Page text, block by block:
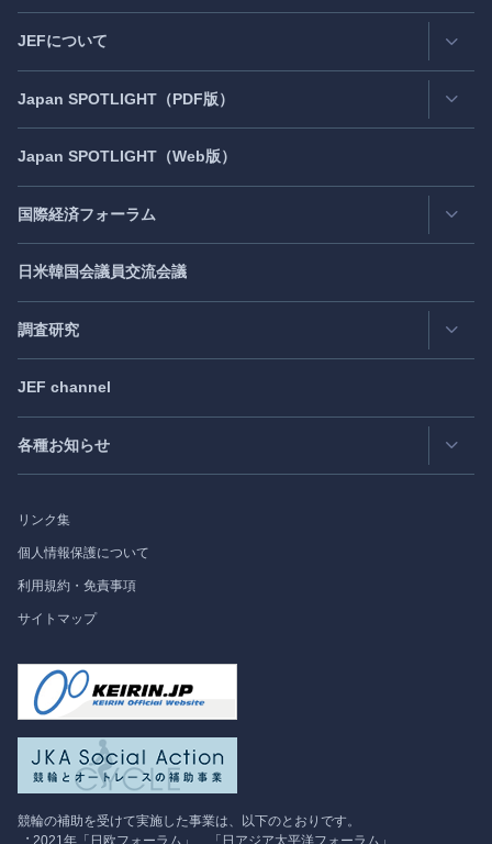
JEFについて
連絡先・所在地
活動評価
Japan SPOTLIGHT （PDF版）
Latest Issue- 最新号
Back Number
Publisher's Note- パブリッシャーズノート
Exclusive Interview
Japan SPOTLIGHT （Web版）
国際経済フォーラム
日アジア太平洋フォーラム
日米フォーラム
日欧フォーラム
過去の実績
日米韓国会議員交流会議
調査研究
研究会
出版物
受託事業
JEF channel
各種お知らせ
フォーラム情報
調査研究
リンク集
個人情報保護について
利用規約・免責事項
サイトマップ
競輪の補助を受けて実施した事業は、以下のとおりです。